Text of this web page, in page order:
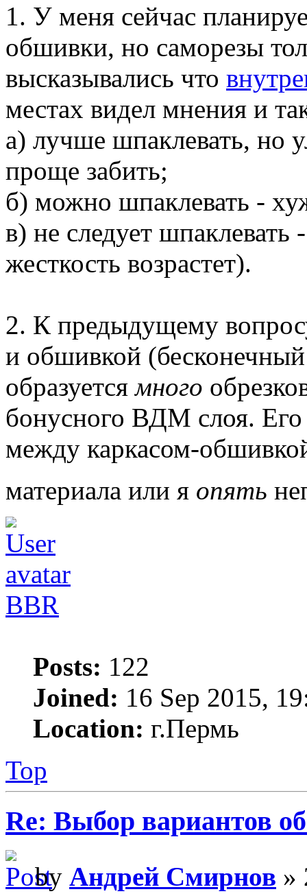
1. У меня сейчас
обшивки, но саморезы
высказывались что
местах видел мнения и
а) лучше шпаклевать, но
проще забить;
б) можно шпаклевать -
в) не следует шпаклевать
жесткость возрастет).
2. К предыдущему
и обшивкой
образуетсямного
бонусного ВДМ слоя.
между каркасом-
материала или я опять
BBR
Posts: 122
Joined: 16 Sep 2015,
Location: г.Пермь
Top
Re: Выбор вариантов
by Андрей Смирнов »